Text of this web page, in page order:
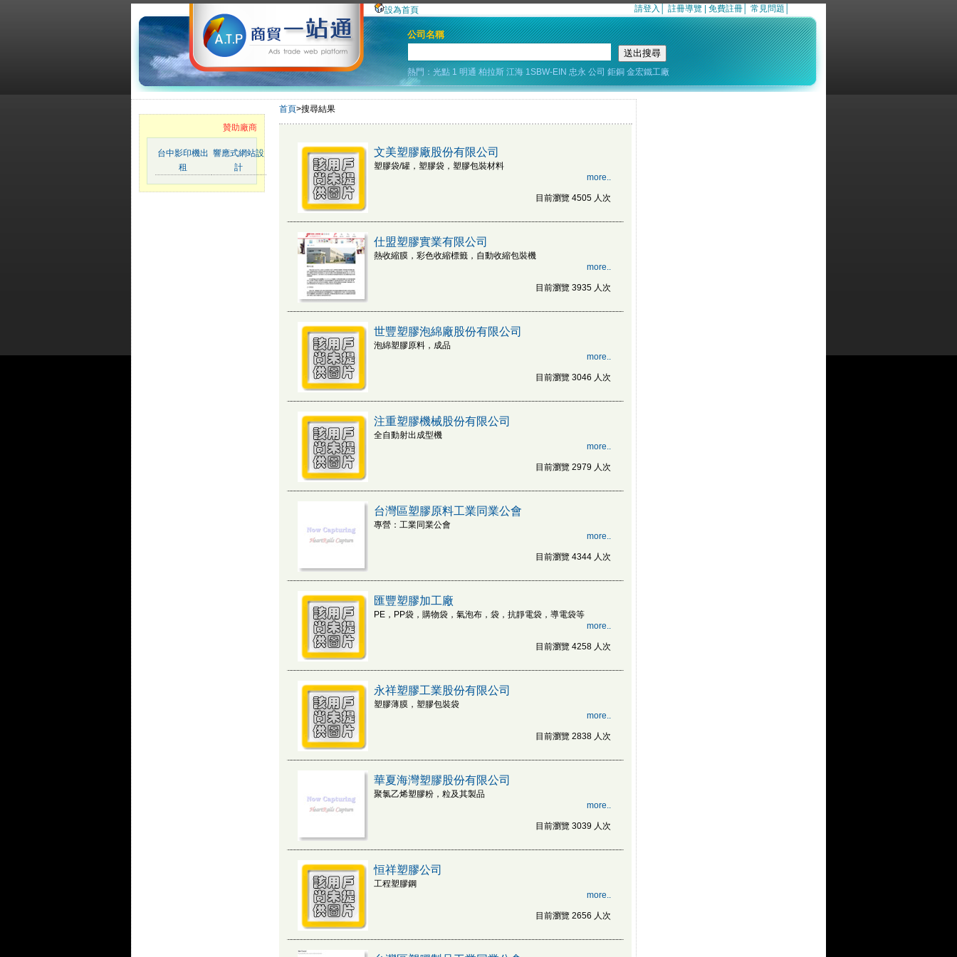
設為首頁 請登入 註冊導覽 免費註冊 常見問題
公司名稱
熱門：光點 1 明通 柏拉斯 江海 1SBW-EIN 忠永 公司 鉅銅 金宏鐵工廠
贊助廠商
台中影印機出
租
響應式網站設
計
首頁>搜尋結果
文美塑膠廠股份有限公司
塑膠袋/罐，塑膠袋，塑膠包裝材料
more..
目前瀏覽 4505 人次
仕盟塑膠實業有限公司
熱收縮膜，彩色收縮標籤，自動收縮包裝機
more..
目前瀏覽 3935 人次
世豐塑膠泡綿廠股份有限公司
泡綿塑膠原料，成品
more..
目前瀏覽 3046 人次
注重塑膠機械股份有限公司
全自動射出成型機
more..
目前瀏覽 2979 人次
台灣區塑膠原料工業同業公會
專營：工業同業公會
more..
目前瀏覽 4344 人次
匯豐塑膠加工廠
PE，PP袋，購物袋，氣泡布，袋，抗靜電袋，導電袋等
more..
目前瀏覽 4258 人次
永祥塑膠工業股份有限公司
塑膠薄膜，塑膠包裝袋
more..
目前瀏覽 2838 人次
華夏海灣塑膠股份有限公司
聚氯乙烯塑膠粉，粒及其製品
more..
目前瀏覽 3039 人次
恒祥塑膠公司
工程塑膠鋼
more..
目前瀏覽 2656 人次